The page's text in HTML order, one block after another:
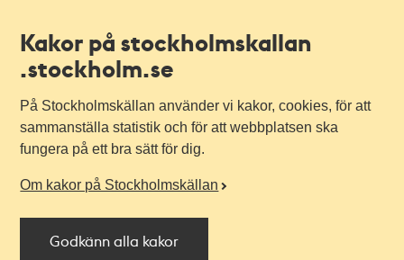
Kakor på stockholmskallan
.stockholm.se
På Stockholmskällan använder vi kakor, cookies, för att
sammanställa statistik och för att webbplatsen ska
fungera på ett bra sätt för dig.
Om kakor på Stockholmskällan
Godkänn alla kakor